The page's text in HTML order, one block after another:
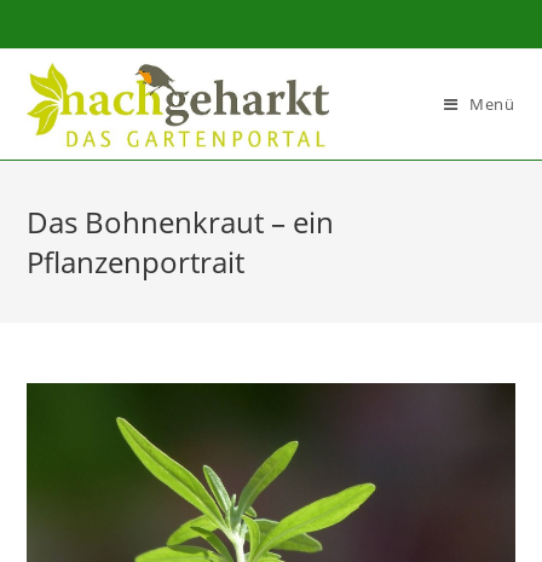
Sidebar-
Inhalt
Menü
Das Bohnenkraut – ein
Pflanzenportrait